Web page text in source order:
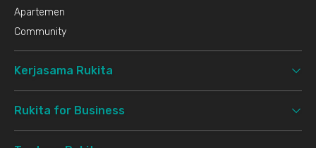
Apartemen
Community
Kerjasama Rukita
Rukita for Business